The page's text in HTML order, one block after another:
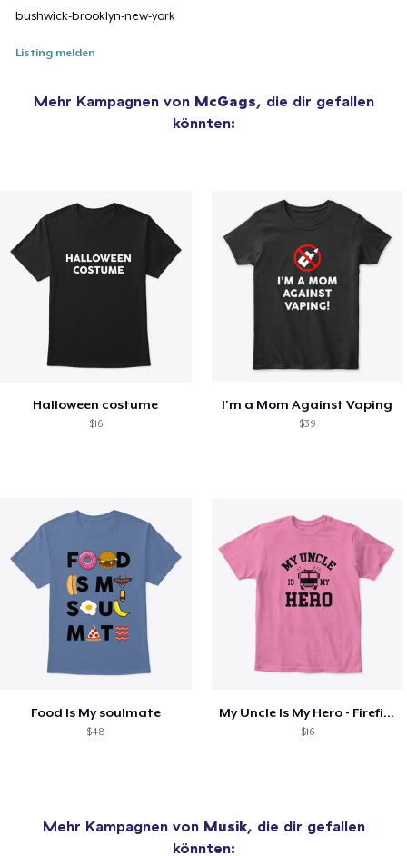
bushwick-brooklyn-new-york
Listing melden
Mehr Kampagnen von McGags, die dir gefallen
könnten:
Halloween costume
$16
I'm a Mom Against Vaping
$39
Food Is My soulmate
$48
My Uncle Is My Hero - Firefighter
$16
Mehr Kampagnen von Musik, die dir gefallen
könnten: